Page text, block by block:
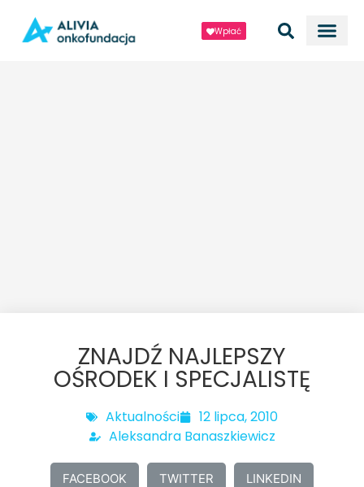
Wpłać
ZNAJDŹ NAJLEPSZY
OŚRODEK I SPECJALISTĘ
Aktualności
12 lipca, 2010
Aleksandra Banaszkiewicz
FACEBOOK TWITTER LINKEDIN